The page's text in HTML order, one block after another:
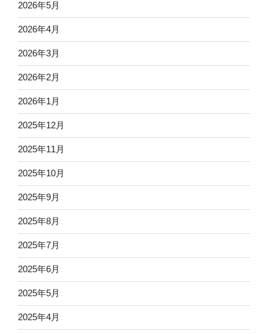
2026年5月
2026年4月
2026年3月
2026年2月
2026年1月
2025年12月
2025年11月
2025年10月
2025年9月
2025年8月
2025年7月
2025年6月
2025年5月
2025年4月